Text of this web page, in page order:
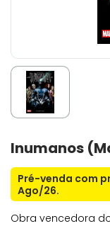
Inumanos
Pré-venda com
Ago/26.
Obra vencedora